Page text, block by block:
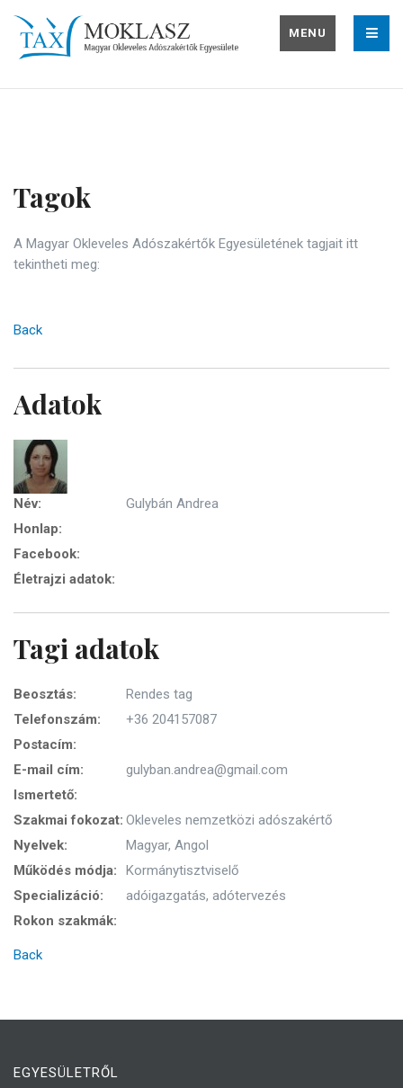
MENU
Tagok
A Magyar Okleveles Adószakértők Egyesületének tagjait itt
tekintheti meg:
Back
Adatok
Név:
Gulybán Andrea
Honlap:
Facebook:
Életrajzi adatok:
Tagi adatok
Beosztás:
Rendes tag
Telefonszám:
+36 204157087
Postacím:
E-mail cím:
gulyban.andrea@gmail.com
Ismertető:
Szakmai fokozat: Okleveles nemzetközi adószakértő
Nyelvek:
Magyar, Angol
Működés módja:
Kormánytisztviselő
Specializáció:
adóigazgatás, adótervezés
Rokon szakmák:
Back
EGYESÜLETRŐL